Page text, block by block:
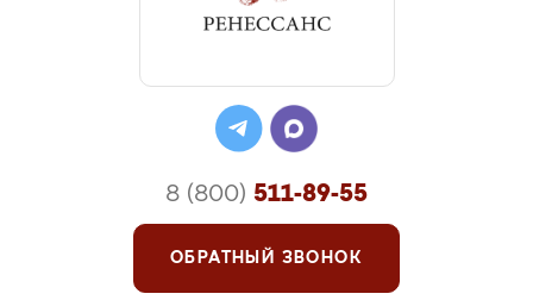
8 (800) 511-89-55
ОБРАТНЫЙ ЗВОНОК